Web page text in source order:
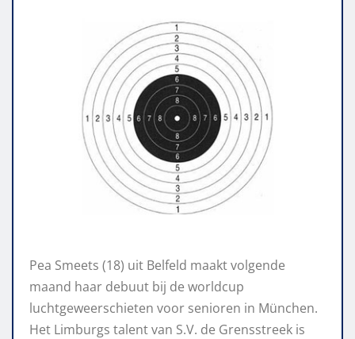
Pea Smeets (18) uit Belfeld maakt volgende
maand haar debuut bij de worldcup
luchtgeweerschieten voor senioren in München.
Het Limburgs talent van S.V. de Grensstreek is